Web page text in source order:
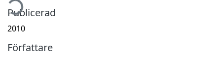
Publicerad
2010
Författare